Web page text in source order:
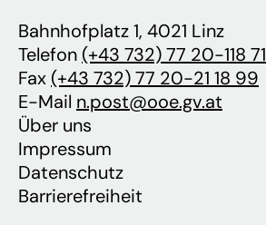
Bahnhofplatz 1, 4021 Linz
Telefon (+43 732) 77 20-118 71
Fax (+43 732) 77 20-21 18 99
E-Mail n.post@ooe.gv.at
Über uns
Impressum
Datenschutz
Barrierefreiheit